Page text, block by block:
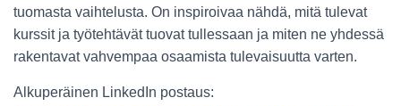
tuomasta vaihtelusta. On inspiroivaa nähdä, mitä tulevat
kurssit ja työtehtävät tuovat tullessaan ja miten ne yhdessä
rakentavat vahvempaa osaamista tulevaisuutta varten.
Alkuperäinen LinkedIn postaus: